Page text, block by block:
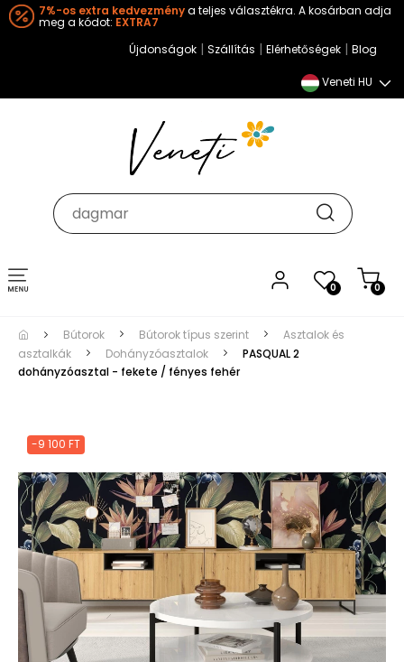
7%-os extra kedvezménya teljes választékra. A kosárban adja
meg a kódot: EXTRA7
Újdonságok | Szállítás | Elérhetőségek | Blog
Veneti HU
0 0
Toggle
navigation
Bútorok Bútorok típus szerint
Asztalok és
asztalkák
Dohányzóasztalok
PASQUAL 2
dohányzóasztal - fekete / fényes fehér
-9 100 FT